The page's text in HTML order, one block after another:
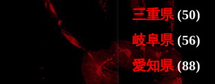
三重県(50)
岐阜県 (56)
愛知県(88)